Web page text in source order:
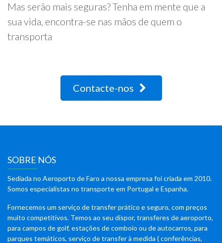
Mas serão mais seguras? Tenha em mente que a
sua vida, encontra-se nas mãos de quem o
transporta
Contacte-nos
SOBRE NÓS
Sediada no Aeroporto de Faro a nossa empresa foi criada em 2010.
Somos especialistas no transporte em Portugal e Espanha.
Fornecemos um serviço de transfer prático e seguro, com preços
muito competitivos. Temos ao seu dispor, transferes de aeroporto,
para campos de golf, estações de comboio ou de autocarros, para
parques temáticos, serviço de transfer à medida ( conferências,